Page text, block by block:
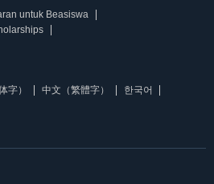
untuk Beasiswa
字） 中文（繁體字）
한국어